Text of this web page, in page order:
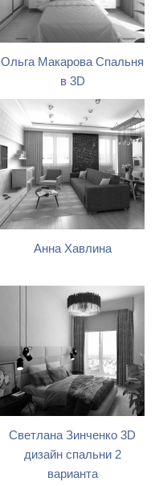
Ольга Макарова Спальня
в 3D
Анна Хавлина
Светлана Зинченко 3D
дизайн спальни 2
варианта